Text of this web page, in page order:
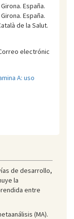
España.
España.
de la Salut.
electrónic
A: uso
de desarrollo,
la
entre
(MA).